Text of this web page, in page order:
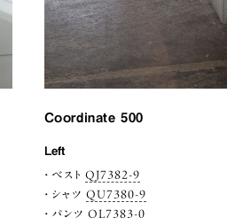
Coordinate 500
Left
ベストQJ7382-9
シャツQU7380-9
パンツQL7383-0